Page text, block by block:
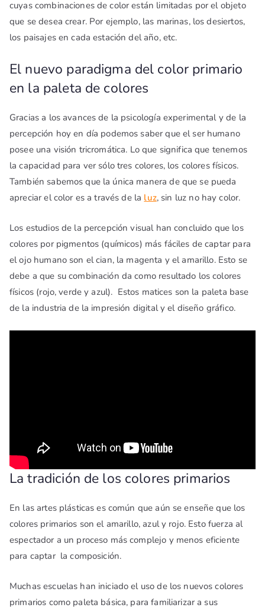
cuyas combinaciones de color están limitadas por el objeto
que se desea crear. Por ejemplo, las marinas, los desiertos,
los paisajes en cada estación del año, etc.
El nuevo paradigma del color primario
en la paleta de colores
Gracias a los avances de la psicología experimental y de la
percepción hoy en día podemos saber que el ser humano
posee una visión tricromática. Lo que significa que tenemos
la capacidad para ver sólo tres colores, los colores físicos.
También sabemos que la única manera de que se pueda
apreciar el color es a través de la luz, sin luz no hay color.
Los estudios de la percepción visual han concluido que los
colores por pigmentos (químicos) más fáciles de captar para
el ojo humano son el cian, la magenta y el amarillo. Esto se
debe a que su combinación da como resultado los colores
físicos (rojo, verde y azul). Estos matices son la paleta base
de la industria de la impresión digital y el diseño gráfico.
La tradición de los colores primarios
En las artes plásticas es común que aún se enseñe que los
colores primarios son el amarillo, azul y rojo. Esto fuerza al
espectador a un proceso más complejo y menos eficiente
para captar la composición.
Muchas escuelas han iniciado el uso de los nuevos colores
primarios como paleta básica, para familiarizar a sus